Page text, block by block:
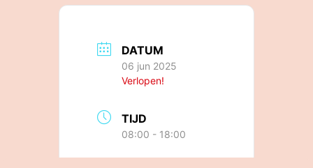
DATUM
06 jun 2025
Verlopen!
TIJD
08:00 - 18:00